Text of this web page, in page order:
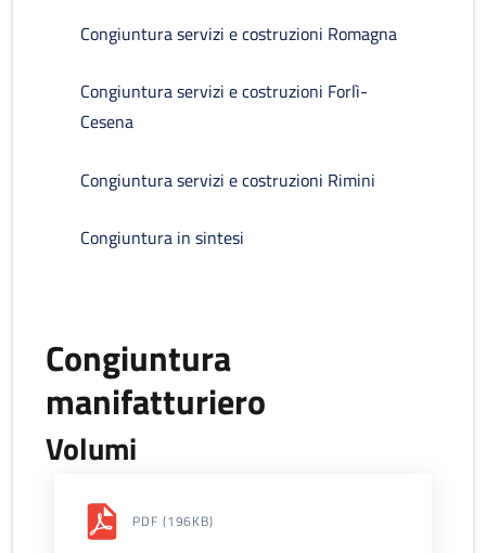
Congiuntura servizi e costruzioni Romagna
Congiuntura servizi e costruzioni Forlì-
Cesena
Congiuntura servizi e costruzioni Rimini
Congiuntura in sintesi
Congiuntura
manifatturiero
Volumi
PDF (196KB)